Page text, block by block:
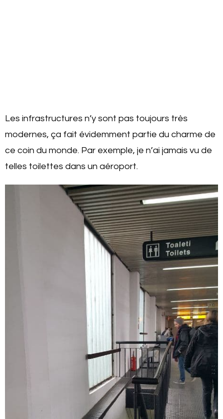
Les infrastructures n’y sont pas toujours très
modernes, ça fait évidemment partie du charme de
ce coin du monde. Par exemple, je n’ai jamais vu de
telles toilettes dans un aéroport.